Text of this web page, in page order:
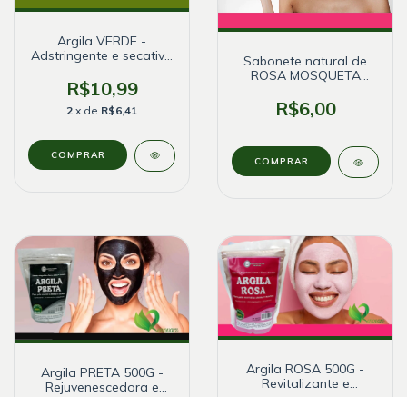
Argila VERDE -
Adstringente e secativa
R$10,99
2 x de R$6,41
Sabonete natural de
ROSA MOSQUETA
R$6,00
Argila PRETA 500G -
Rejuvenescedora e
Argila ROSA 500G -
Revitalizante e